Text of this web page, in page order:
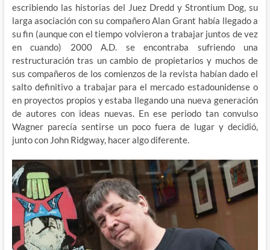
escribiendo las historias del Juez Dredd y Strontium Dog, su
larga asociación con su compañero Alan Grant había llegado a
su fin (aunque con el tiempo volvieron a trabajar juntos de vez
en cuando) 2000 A.D. se encontraba sufriendo una
restructuración tras un cambio de propietarios y muchos de
sus compañeros de los comienzos de la revista habían dado el
salto definitivo a trabajar para el mercado estadounidense o
en proyectos propios y estaba llegando una nueva generación
de autores con ideas nuevas. En ese periodo tan convulso
Wagner parecía sentirse un poco fuera de lugar y decidió,
junto con John Ridgway, hacer algo diferente.